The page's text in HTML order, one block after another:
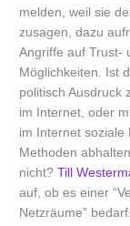
melden, weil sie
zusagen, dazu
Angriffe auf Trust-
Möglichkeiten. Ist
politisch Ausdruck
im Internet, oder
im Internet soziale
Methoden
nicht?Till
auf, ob es einer
Netzräume” bedarf.